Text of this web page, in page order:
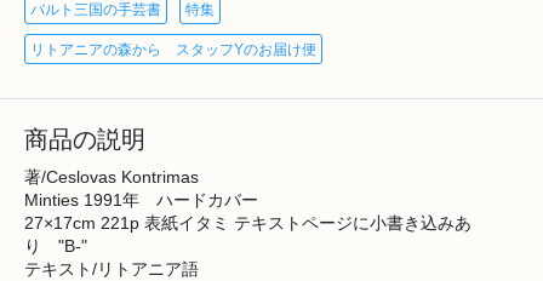
バルト三国の手芸書 特集
リトアニアの森から スタッフYのお届け便
商品の説明
著/Ceslovas Kontrimas
Minties 1991年 ハードカバー
27×17cm 221p 表紙イタミ テキストページに小書き込みあ
り "B-"
テキスト/リトアニア語